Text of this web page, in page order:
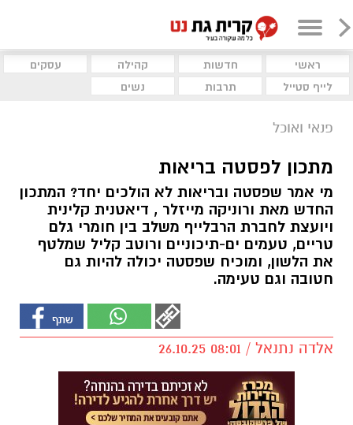
ראשי חדשות קהילה
עסקים
לייף סטייל
תרבות נשים
פנאי ואוכל
מתכון לפסטה בריאות
מי אמר שפסטה ובריאות לא הולכים יחד? המתכון
החדש מאת ורוניקה מייזלר , דיאטנית קלינית
ויועצת לחברת הרבלייף משלב בין חומרי גלם
טריים, טעמים ים-תיכוניים ורוטב קליל שמלטף
את הלשון, ומוכיח שפסטה יכולה להיות גם
חטובה וגם טעימה.
אלדה נתנאל / 08:01 26.10.25